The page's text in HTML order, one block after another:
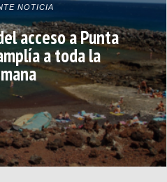
NOTICIA
acceso a Punta
a toda la